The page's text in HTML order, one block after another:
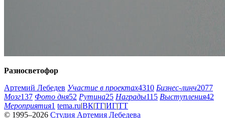
Разносветофор
Артемий Лебедев Участие в проектах4310 Бизнес-линч2077
Мозг137 Фото дня52 Рутина25 Награды115 Выступления42
Мероприятия1 tema.ru|ВК|ТГ|ИГ|ТТ
© 1995–2026 Студия Артемия Лебедева